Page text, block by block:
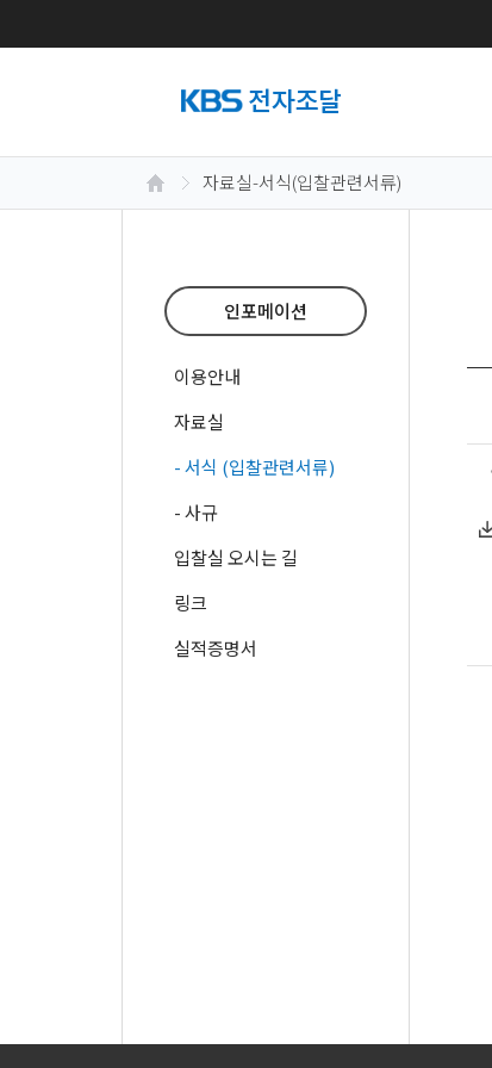
자료실-서식(입찰관련서류)
인포메이션
이용안내
자료실
- 서식 (입찰관련서류)
- 사규
입찰실 오시는 길
링크
실적증명서